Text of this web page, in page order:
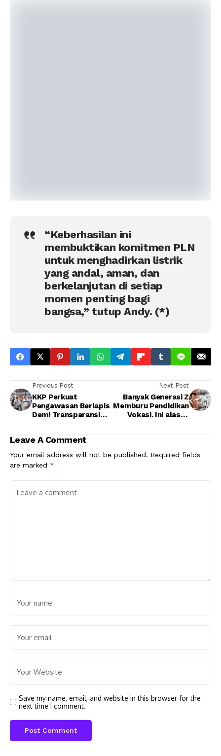
“Keberhasilan ini
membuktikan komitmen PLN
untuk menghadirkan listrik
yang andal, aman, dan
berkelanjutan di setiap
momen penting bagi
bangsa,” tutup Andy. (*)
Previous Post
KKP Perkuat
Pengawasan Berlapis
Demi Transparansi
Next Post
Banyak Generasi Z
Memburu Pendidikan
Vokasi. Ini alasan
Leave A Comment
Your email address will not be published. Required fields
are marked *
Save my name, email, and website in this browser for the
next time I comment.